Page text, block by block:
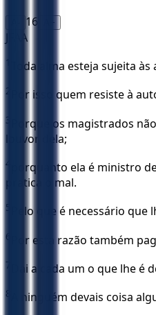
16 A+
JFAA
1 Toda alma esteja sujeita
2 Por isso quem resiste à
3
Porque os magistrados
louvor dela;
4
porquanto ela é ministro
pratica o mal.
5 Pelo que é necessário
6 Por esta razão também
7 Dai a cada um o que lhe
8 A ninguém devais coisa